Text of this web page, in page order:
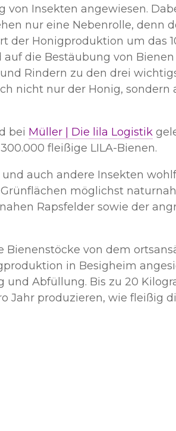
von Insekten angewiesen.
nur eine Nebenrolle, denn
der Honigproduktion um das
die Bestäubung von
Rindern zu den drei
nicht nur der Honig,
bei Müller | Die lila Logistik
fleißige LILA-Bienen.
auch andere Insekten
möglichst
Rapsfelder sowie der
Bienenstöcke von dem
in Besigheim
und Abfüllung. Bis zu 20
Jahr produzieren, wie fleißig